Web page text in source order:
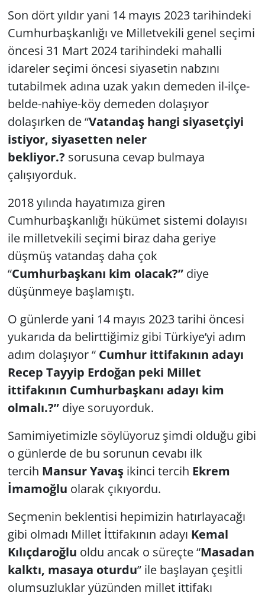
Son dört yıldır yani 14 mayıs 2023 tarihindeki
Cumhurbaşkanlığı ve Milletvekili genel seçimi
öncesi 31 Mart 2024 tarihindeki mahalli
idareler seçimi öncesi siyasetin nabzını
tutabilmek adına uzak yakın demeden il-ilçe-
belde-nahiye-köy demeden dolaşıyor
dolaşırken de “Vatandaş hangi siyasetçiyi
istiyor, siyasetten neler
bekliyor.? sorusuna cevap bulmaya
çalışıyorduk.
2018 yılında hayatımıza giren
Cumhurbaşkanlığı hükümet sistemi dolayısı
ile milletvekili seçimi biraz daha geriye
düşmüş vatandaş daha çok
“Cumhurbaşkanı kim olacak?”diye
düşünmeye başlamıştı.
O günlerde yani 14 mayıs 2023 tarihi öncesi
yukarıda da belirttiğimiz gibi Türkiye’yi adım
adım dolaşıyor “ Cumhur ittifakının adayı
Recep Tayyip Erdoğan peki Millet
ittifakının Cumhurbaşkanı adayı kim
olmalı.?”diye soruyorduk.
Samimiyetimizle söylüyoruz şimdi olduğu gibi
o günlerde de bu sorunun cevabı ilk
tercih Mansur Yavaşikinci tercih Ekrem
İmamoğlu olarak çıkıyordu.
Seçmenin beklentisi hepimizin hatırlayacağı
gibi olmadı Millet İttifakının adayı Kemal
Kılıçdaroğlu oldu ancak o süreçte “Masadan
kalktı, masaya oturdu” ile başlayan çeşitli
olumsuzluklar yüzünden millet ittifakı
GÜNDEM
HABERDE İNSAN
KÜLTÜR SANAT
MAGAZİN
POLİTİKA
RESMİ İLANLAR
SİYASET
SPOR
Yerel